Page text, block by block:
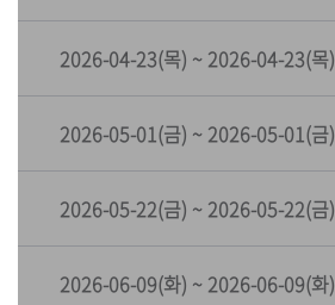
2026-04-23(목) ~ 2026-04-23(목)
2026-05-01(금) ~ 2026-05-01(금)
2026-05-22(금) ~ 2026-05-22(금)
2026-06-09(화) ~ 2026-06-09(화)